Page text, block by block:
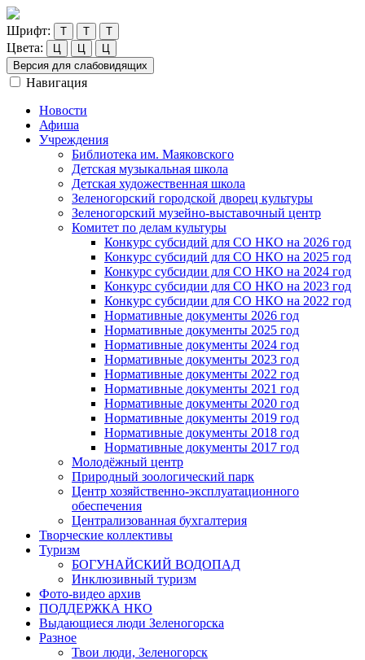
Шрифт: Т Т Т
Цвета: Ц Ц
Ц
Версия для слабовидящих
Навигация
Новости
Афиша
Учреждения
Библиотека им. Маяковского
Детская музыкальная школа
Детская художественная школа
Зеленогорский городской дворец культуры
Зеленогорский музейно-выставочный центр
Комитет по делам культуры
Конкурс субсидий для СО НКО на 2026 год
Конкурс субсидий для СО НКО на 2025 год
Конкурс субсидии для СО НКО на 2024 год
Конкурс субсидии для СО НКО на 2023 год
Конкурс субсидии для СО НКО на 2022 год
Нормативные документы 2026 год
Нормативные документы 2025 год
Нормативные документы 2024 год
Нормативные документы 2023 год
Нормативные документы 2022 год
Нормативные документы 2021 год
Нормативные документы 2020 год
Нормативные документы 2019 год
Нормативные документы 2018 год
Нормативные документы 2017 год
Молодёжный центр
Природный зоологический парк
Центр хозяйственно-эксплуатационного
обеспечения
Централизованная бухгалтерия
Творческие коллективы
Туризм
БОГУНАЙСКИЙ ВОДОПАД
Инклюзивный туризм
Фото-видео архив
ПОДДЕРЖКА НКО
Выдающиеся люди Зеленогорска
Разное
Твои люди, Зеленогорск